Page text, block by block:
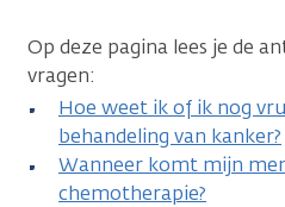
Op deze pagina lees je de
vragen:
Hoe weet ik of ik nog
behandeling van kanker?
Wanneer komt mijn
chemotherapie?